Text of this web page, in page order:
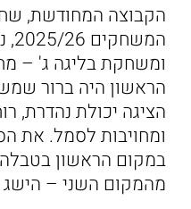
הקבוצה המחודשת,
ומשחקת בליגה ג' –
הראשון היה ברור
הציגה יכולת נהדרת,
ומחויבות לסמל. את
מהמקום השני –